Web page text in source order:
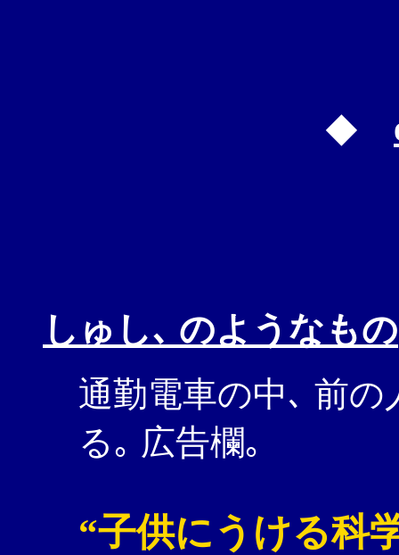
◆
しゅし､ のようなもの
通勤電車の中､ 前
る｡ 広告欄｡
“子供にうける科